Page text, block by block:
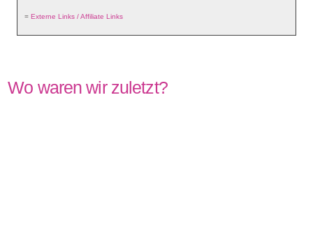
= Externe Links / Affiliate Links
Wo waren wir zuletzt?